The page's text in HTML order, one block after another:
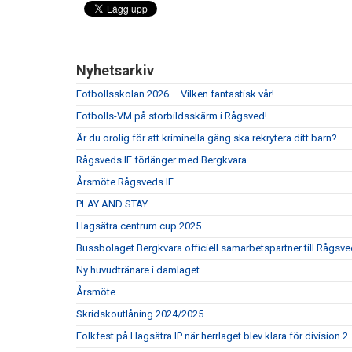
Nyhetsarkiv
Fotbollsskolan 2026 – Vilken fantastisk vår!
Fotbolls-VM på storbildsskärm i Rågsved!
Är du orolig för att kriminella gäng ska rekrytera ditt barn?
Rågsveds IF förlänger med Bergkvara
Årsmöte Rågsveds IF
PLAY AND STAY
Hagsätra centrum cup 2025
Bussbolaget Bergkvara officiell samarbetspartner till
Ny huvudtränare i damlaget
Årsmöte
Skridskoutlåning 2024/2025
Folkfest på Hagsätra IP när herrlaget blev klara för division 2